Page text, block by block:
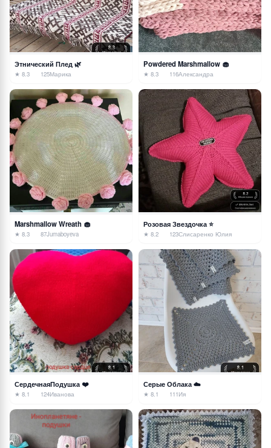
Этнический Плед 🌿
★ 8.3 125Марика
Powdered Marshmallow 🧁
★ 8.3 116Александра
Marshmallow Wreath 🧁
★ 8.3 87Jumaboyeva
Розовая Звездочка ⭐️
★ 8.2 123Слисаренко Юлия
СердечнаяПодушка ❤️
★ 8.1 124Иванова
Серые Облака ☁️
★ 8.1 111Ия